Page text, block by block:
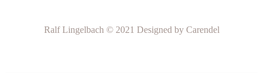
Ralf Lingelbach © 2021 Designed by Carendel